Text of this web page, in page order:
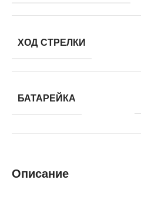
ХОД СТРЕЛКИ
БАТАРЕЙКА
Описание